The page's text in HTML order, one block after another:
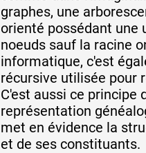
graphes, une
orienté possédant une
noeuds sauf la racine
informatique, c'est
récursive utilisée pour
C'est aussi ce principe
représentation
met en évidence la
et de ses constituants.